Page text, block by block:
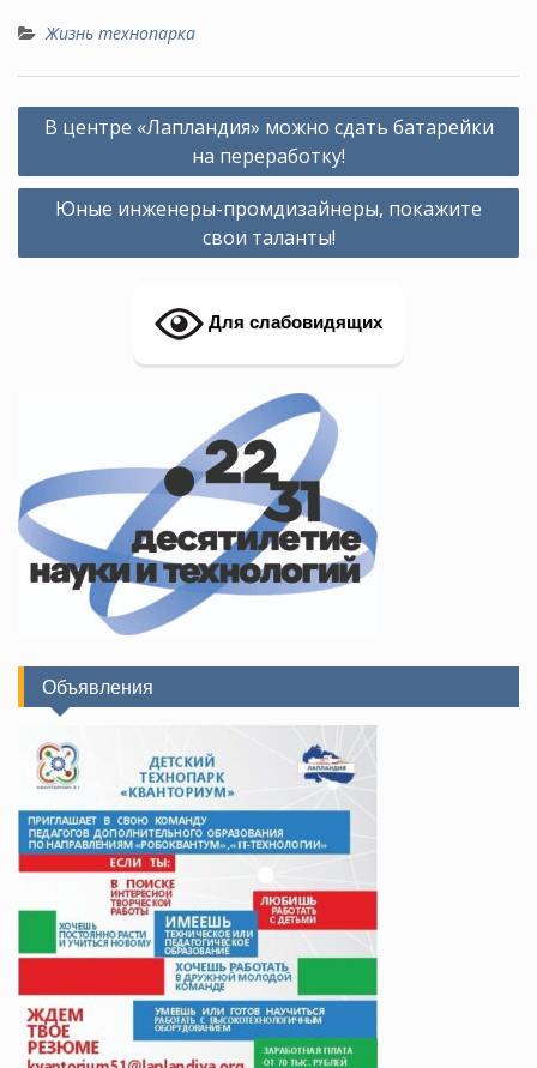
Жизнь технопарка
Навигация
записям
В центре «Лапландия» можно сдать батарейки
на переработку!
Юные инженеры-промдизайнеры, покажите
свои таланты!
Для слабовидящих
Объявления